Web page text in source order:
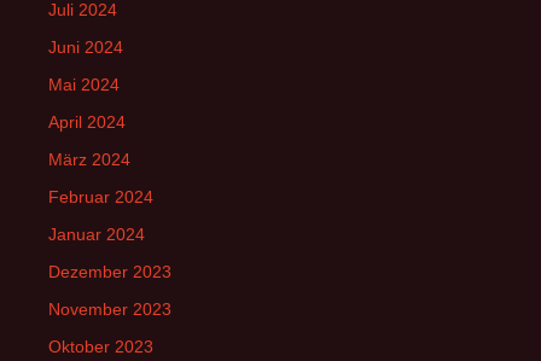
Juli 2024
Juni 2024
Mai 2024
April 2024
März 2024
Februar 2024
Januar 2024
Dezember 2023
November 2023
Oktober 2023